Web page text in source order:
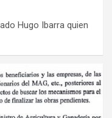
Hugo Ibarra quien